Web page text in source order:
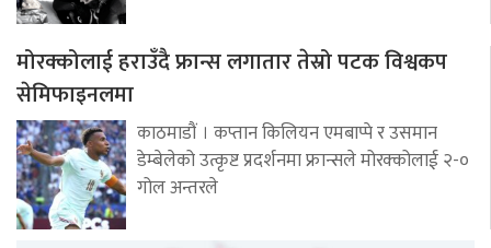
मोरक्कोलाई हराउँदै फ्रान्स लगातार तेस्रो पटक विश्वकप
सेमिफाइनलमा
काठमाडौं । कप्तान किलियन एमबाप्पे र उसमान
डेम्बेलेको उत्कृष्ट प्रदर्शनमा फ्रान्सले मोरक्कोलाई २-०
गोल अन्तरले